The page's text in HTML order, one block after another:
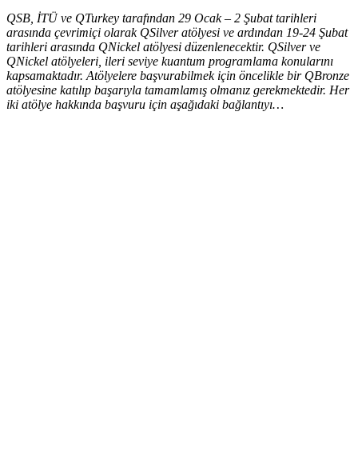
QSB, İTÜ ve QTurkey tarafından 29 Ocak – 2 Şubat tarihleri
arasında çevrimiçi olarak QSilver atölyesi ve ardından 19-24 Şubat
tarihleri arasında QNickel atölyesi düzenlenecektir. QSilver ve
QNickel atölyeleri, ileri seviye kuantum programlama konularını
kapsamaktadır. Atölyelere başvurabilmek için öncelikle bir QBronze
atölyesine katılıp başarıyla tamamlamış olmanız gerekmektedir. Her
iki atölye hakkında başvuru için aşağıdaki bağlantıyı…